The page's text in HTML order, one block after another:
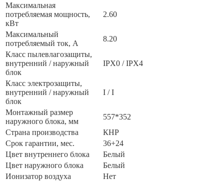
Максимальная
потребляемая мощность,
кВт
2.60
Максимальный
потребляемый ток, А
8.20
Класс пылевлагозащиты,
внутренний / наружный
блок
IPX0 / IPX4
Класс электрозащиты,
внутренний / наружный
блок
I / I
Монтажный размер
наружного блока, мм
557*352
Страна производства
КНР
Срок гарантии, мес.
36+24
Цвет внутреннего блока
Белый
Цвет наружного блока
Белый
Ионизатор воздуха
Нет